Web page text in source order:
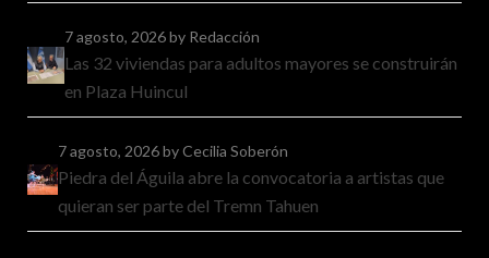
7 agosto, 2026by Redacción
Las 32 viviendas para adultos mayores se construirán
en Plaza Huincul
7 agosto, 2026by Cecilia Soberón
Piedra del Águila abre la convocatoria a artistas que
quieran ser parte del Tremn Tahuen